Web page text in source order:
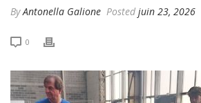
ByAntonella Galione Posted juin 23, 2026
0